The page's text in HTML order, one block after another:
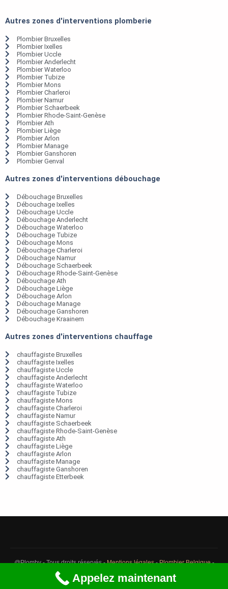
Autres zones d'interventions plomberie
Plombier Bruxelles
Plombier Ixelles
Plombier Uccle
Plombier Anderlecht
Plombier Waterloo
Plombier Tubize
Plombier Mons
Plombier Charleroi
Plombier Namur
Plombier Schaerbeek
Plombier Rhode-Saint-Genèse
Plombier Ath
Plombier Liège
Plombier Arlon
Plombier Manage
Plombier Ganshoren
Plombier Genval
Autres zones d'interventions débouchage
Débouchage Bruxelles
Débouchage Ixelles
Débouchage Uccle
Débouchage Anderlecht
Débouchage Waterloo
Débouchage Tubize
Débouchage Mons
Débouchage Charleroi
Débouchage Namur
Débouchage Schaerbeek
Débouchage Rhode-Saint-Genèse
Débouchage Ath
Débouchage Liège
Débouchage Arlon
Débouchage Manage
Débouchage Ganshoren
Débouchage Kraainem
Autres zones d'interventions chauffage
chauffagiste Bruxelles
chauffagiste Ixelles
chauffagiste Uccle
chauffagiste Anderlecht
chauffagiste Waterloo
chauffagiste Tubize
chauffagiste Mons
chauffagiste Charleroi
chauffagiste Namur
chauffagiste Schaerbeek
chauffagiste Rhode-Saint-Genèse
chauffagiste Ath
chauffagiste Liège
chauffagiste Arlon
chauffagiste Manage
chauffagiste Ganshoren
chauffagiste Etterbeek
@Plomby - Tous droits réservés -Mentions légales-Plombier Belgique-
Débouchage Belgique
Appelez maintenant